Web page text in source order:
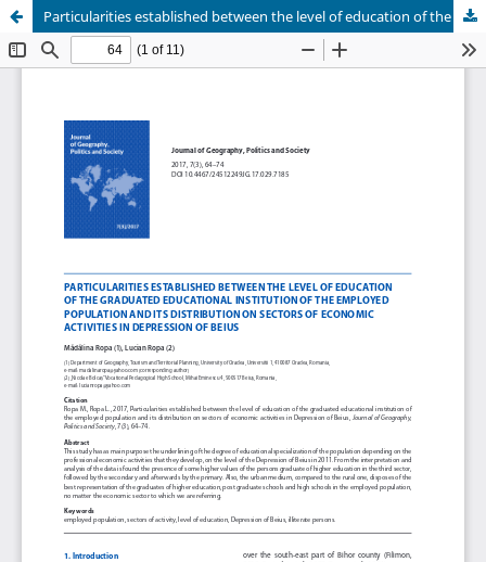
Particularities established between the level of education of the graduated educational institution of the employed population and its distribution on sectors of economic activities in Depression of Beius